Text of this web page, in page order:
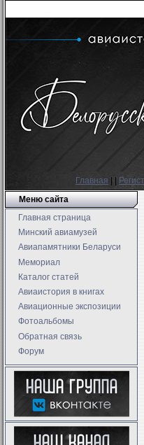
Главная
Меню сайта
Главная страница
Минский авиамузей
Авиапамятники Беларуси
Мемориал
Каталог статей
Авиаистория в книгах
Авиационные экспозиции
Фотоальбомы
Обратная связь
Форум